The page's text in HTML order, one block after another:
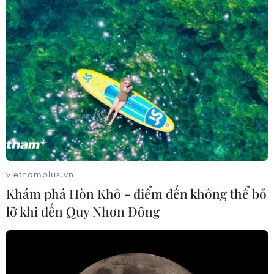
vietnamplus.vn
Khám phá Hòn Khô - điểm đến không thể bỏ
lỡ khi đến Quy Nhơn Đông